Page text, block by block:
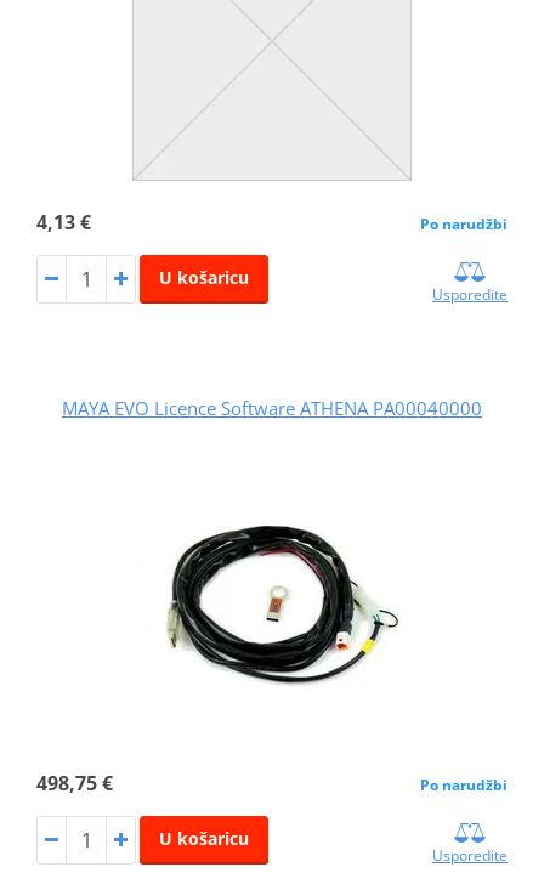
4,13 € Po narudžbi
U košaricu
Usporedite
MAYA EVO Licence Software ATHENA PA00040000
498,75 € Po narudžbi
U košaricu
Usporedite